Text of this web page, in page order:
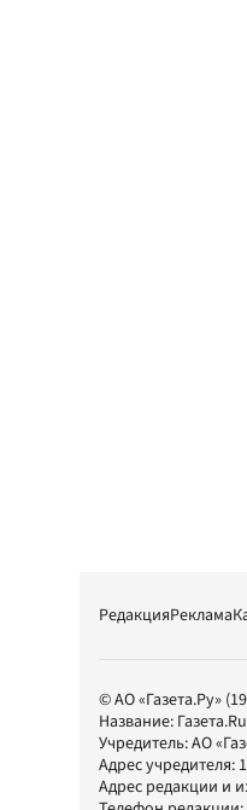
РедакцияРеклама
© АО «Газета.Ру»
Название: Газета.Ru
Учредитель:АО
Адрес учредителя:
Адрес редакции и